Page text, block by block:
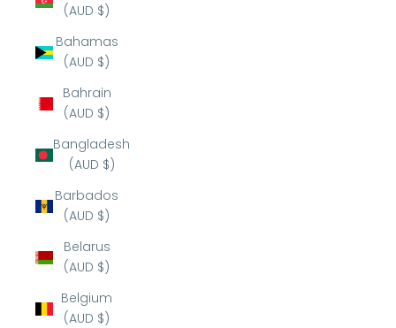
(AUD $)
Bahamas
(AUD $)
Bahrain
(AUD $)
Bangladesh
(AUD $)
Barbados
(AUD $)
Belarus
(AUD $)
Belgium
(AUD $)